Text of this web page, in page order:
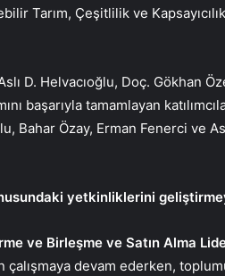
Tarım, Çeşitlilik ve
D. Helvacıoğlu, Doç. Gökhan
başarıyla tamamlayan
Bahar Özay, Erman Fenerci ve
yetkinliklerini
ve Birleşme ve Satın Alma
çalışmaya devam ederken,